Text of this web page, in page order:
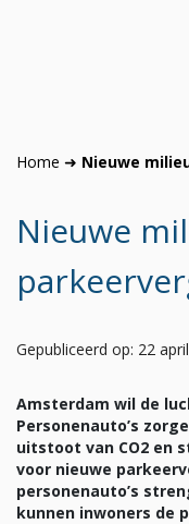
Home ➜ Nieuwe
Nieuwe
Gepubliceerd op: 22
Amsterdam wil de
Personenauto’s
uitstoot van CO2 en
voor nieuwe
personenauto’s
kunnen inwoners de